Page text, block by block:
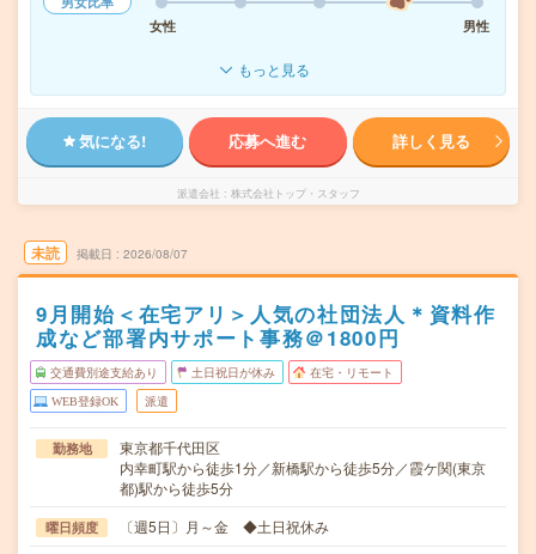
女性
男性
もっと見る
気になる! 応募へ進む 詳しく見る
派遣会社 株式会社トップ・スタッフ
未読 掲載日 2026/08/07
9月開始＜在宅アリ＞人気の社団法人＊資料作
成など部署内サポート事務＠1800円
交通費別途支給あり 土日祝日が休み 在宅・リモート
WEB登録OK 派遣
勤務地
東京都千代田区
内幸町駅から徒歩1分／新橋駅から徒歩5分／霞ケ関(東京
都)駅から徒歩5分
曜日頻度 〔週5日〕月～金 ◆土日祝休み